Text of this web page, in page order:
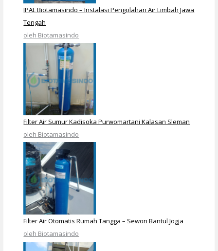
IPAL Biotamasindo – Instalasi Pengolahan Air Limbah Jawa
Tengah
oleh Biotamasindo
Filter Air Sumur Kadisoka Purwomartani Kalasan Sleman
oleh Biotamasindo
Filter Air Otomatis Rumah Tangga – Sewon Bantul Jogja
oleh Biotamasindo